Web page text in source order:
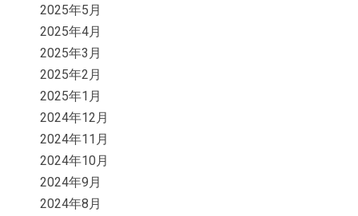
2025年5月
2025年4月
2025年3月
2025年2月
2025年1月
2024年12月
2024年11月
2024年10月
2024年9月
2024年8月